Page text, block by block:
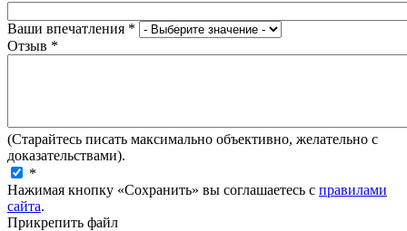
Ваши впечатления *
Отзыв *
(Старайтесь писать максимально объективно, желательно с
доказательствами).
*
Нажимая кнопку «Сохранить» вы соглашаетесь с правилами
сайта.
Прикрепить файл